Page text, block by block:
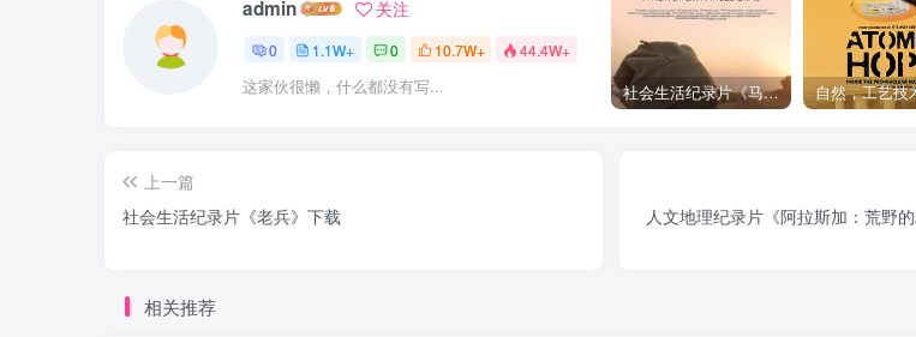
admin 关注
0 1.1W+ 0 10.7W+ 44.4W+
这家伙很懒，什么都没有写... 社会生活纪录片《马加拉 Makala》下载
上一篇
社会生活纪录片《老兵》下载
人文地理纪录片《阿拉斯加：荒野
相关推荐